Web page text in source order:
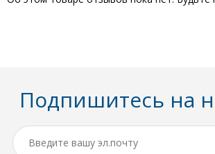
Подпишитесь на